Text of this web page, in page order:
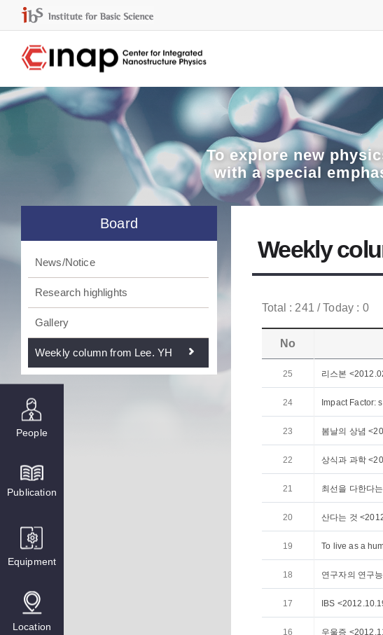
People
Publication
Equipment
Location
To explorenew
with a special
Board
News/Notice
Research highlights
Gallery
Weekly column from Lee. YH
Weekly
Total : 241 / Today : 0
No
25 리스본
24 Impact Factor:
23 봄날의 상념
22 상식과 과학
21 최선을 다한다
20 산다는 것
19 To live as a
18 연구자의 연구
17 IBS
16 우울증